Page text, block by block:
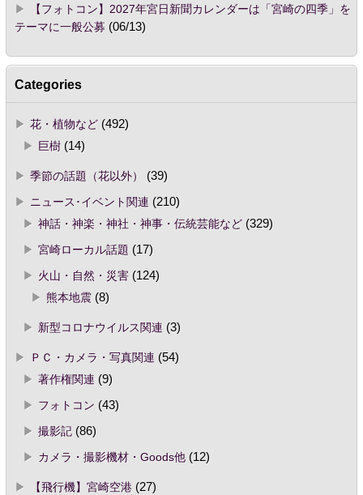
【フォトコン】2027年宮日新聞カレンダーは「宮崎の四季」を
テーマに一般公募 (06/13)
Categories
花・植物など(492)
巨樹(14)
季節の話題（花以外）
(39)
ニュース･イベント関連 (210)
神話・神楽・神社・神事・伝統芸能など(329)
宮崎ローカル話題 (17)
火山・自然・災害(124)
熊本地震(8)
新型コロナウイルス関連 (3)
ＰＣ・カメラ・写真関連 (54)
著作権関連 (9)
フォトコン (43)
撮影記(86)
カメラ・撮影機材・Goods他(12)
【飛行機】宮崎空港(27)